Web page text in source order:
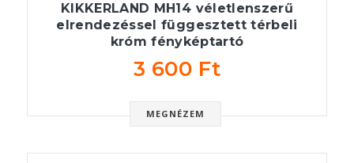
KIKKERLAND MH14 véletlenszerű
elrendezéssel függesztett térbeli
króm fényképtartó
3 600 Ft
MEGNÉZEM